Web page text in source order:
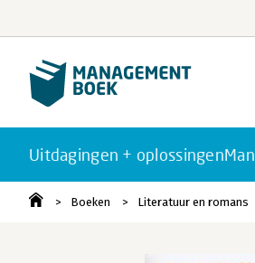
Uitdagingen + oplossingen
Boeken Literatuur en romans